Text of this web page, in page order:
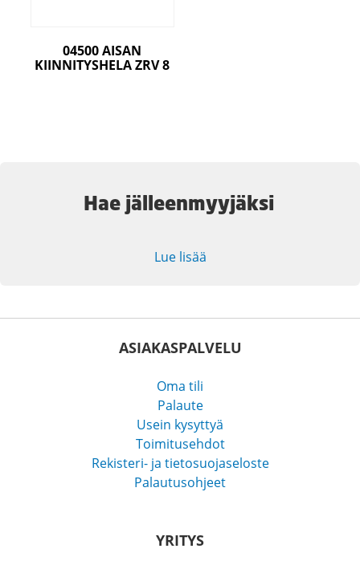
04500 AISAN
KIINNITYSHELA ZRV 8
Hae jälleenmyyjäksi
Lue lisää
ASIAKASPALVELU
Oma tili
Palaute
Usein kysyttyä
Toimitusehdot
Rekisteri- ja tietosuojaseloste
Palautusohjeet
YRITYS